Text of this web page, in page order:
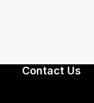
Contact Us